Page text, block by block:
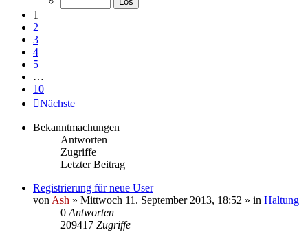
1
2
3
4
5
…
10
Nächste
Bekanntmachungen
Antworten
Zugriffe
Letzter Beitrag
Registrierung für neue User
von Ash » Mittwoch 11. September 2013, 18:52 » in Haltung
0 Antworten
209417 Zugriffe